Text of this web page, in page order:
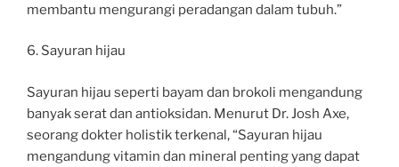
membantu mengurangi peradangan dalam tubuh.”
6. Sayuran hijau
Sayuran hijau seperti bayam dan brokoli mengandung
banyak serat dan antioksidan. Menurut Dr. Josh Axe,
seorang dokter holistik terkenal, “Sayuran hijau
mengandung vitamin dan mineral penting yang dapat